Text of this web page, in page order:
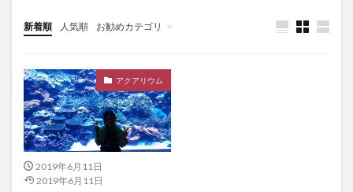
新着順 人気順 お勧めカテゴリ
未分類
アクアリウム
2019年6月11日
2019年6月11日